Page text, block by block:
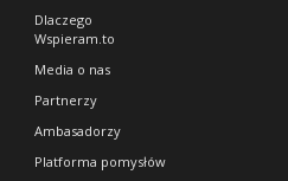
Dlaczego
Wspieram.to
Media o nas
Partnerzy
Ambasadorzy
Platforma pomysłów